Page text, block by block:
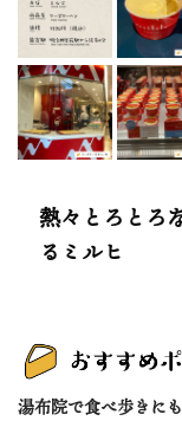
熱々とろとろ
るミルヒ
湯布院で食べ歩きに